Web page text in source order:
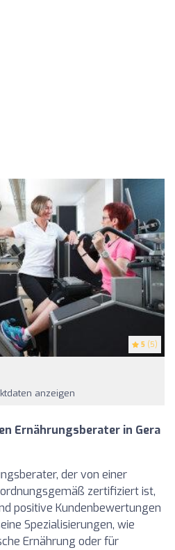
5 (5)
anzeigen
Ernährungsberater in Gera
der von einer
zertifiziert ist,
positive Kundenbewertungen
Spezialisierungen, wie
Ernährung oder für